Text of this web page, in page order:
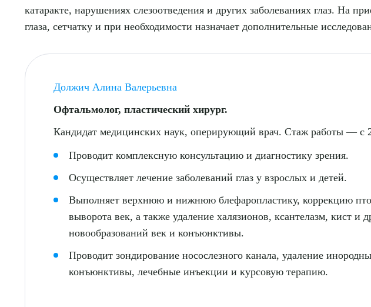
катаракте, нарушениях слезоотведения и других заболеваниях глаз. На
глаза, сетчатку и при необходимости назначает дополнительные
Должич Алина Валерьевна
Офтальмолог, пластический хирург.
Кандидат медицинских наук, оперирующий врач. Стаж работы — с
Проводит комплексную консультацию и диагностику зрения.
Осуществляет лечение заболеваний глаз у взрослых и детей.
Выполняет верхнюю и нижнюю блефаропластику, коррекцию
выворота век, а также удаление халязионов, ксантелазм, кист и
новообразований век и конъюнктивы.
Проводит зондирование носослезного канала, удаление
конъюнктивы, лечебные инъекции и курсовую терапию.